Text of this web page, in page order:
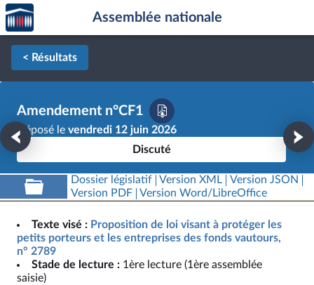
Aller au contenu
Aller en bas de la page
Accèder
à la
page
d'accueil
Assemblée nationale
< Résultats
Amendement n°CF1
Déposé le vendredi 12 juin 2026
Discuté
Dossier législatif Version XML
Version JSON
Version PDF
Version Word/LibreOffice
Texte visé : Proposition de loi visant à protéger les
petits porteurs et les entreprises des fonds vautours,
n° 2789
Stade de lecture : 1ère lecture (1ère assemblée
saisie)